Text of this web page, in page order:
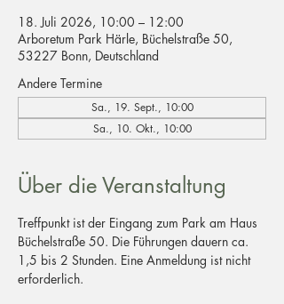
18. Juli 2026, 10:00 – 12:00
Arboretum Park Härle, Büchelstraße 50,
53227 Bonn, Deutschland
Andere Termine
Sa., 19. Sept., 10:00
Sa., 10. Okt., 10:00
Über die Veranstaltung
Treffpunkt ist der Eingang zum Park am Haus
Büchelstraße 50. Die Führungen dauern ca.
1,5 bis 2 Stunden. Eine Anmeldung ist nicht
erforderlich.